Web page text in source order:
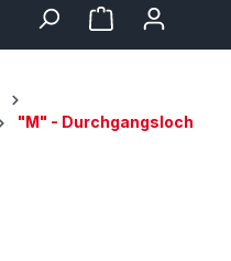
"M" - Durchgangsloch